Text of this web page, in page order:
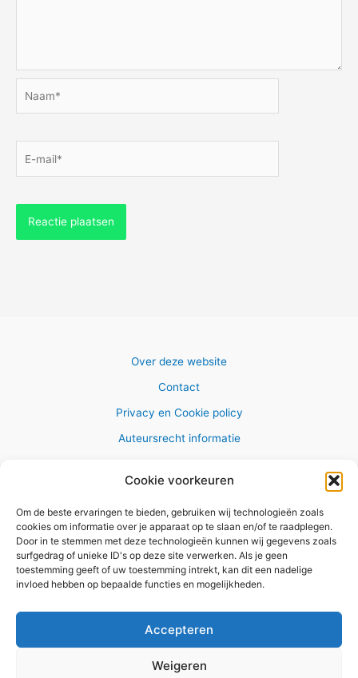
Cookie voorkeuren
Om de beste ervaringen te bieden, gebruiken wij technologieën zoals
cookies om informatie over je apparaat op te slaan en/of te raadplegen.
Door in te stemmen met deze technologieën kunnen wij gegevens zoals
surfgedrag of unieke ID's op deze site verwerken. Als je geen
toestemming geeft of uw toestemming intrekt, kan dit een nadelige
invloed hebben op bepaalde functies en mogelijkheden.
Accepteren
Weigeren
mail*
Over deze website
Contact
Privacy en Cookie policy
Auteursrecht informatie
Copyright © 2026 AlleWandelRoutes.nl
Vul hier je e-mail adres in om het
GRATIS wandelboekje te
ontvangen